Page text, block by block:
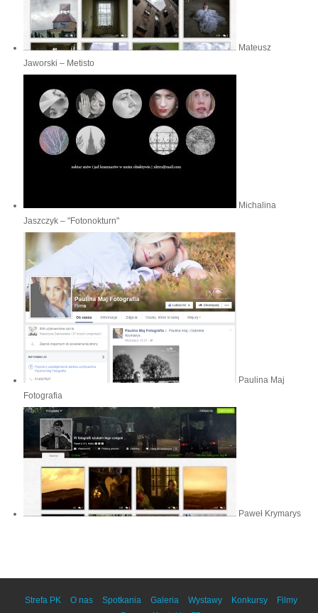
Mateusz
Jaworski – Metisto
Michalina
Jaszczyk – "Fotonokturn"
Paulina Maj
Fotografia
Paweł Krymarys
Strefa PK O nas Spotkania Galeria Wystawy Konkursy
Filmy